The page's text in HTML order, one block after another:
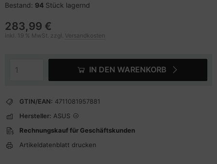
Bestand: 94 Stück lagernd
283,99 €
inkl. 19 % MwSt. zzgl. Versandkosten
IN DEN WARENKORB
GTIN/EAN: 4711081957881
Hersteller: ASUS
Rechnungskauf für Geschäftskunden
Artikeldatenblatt drucken